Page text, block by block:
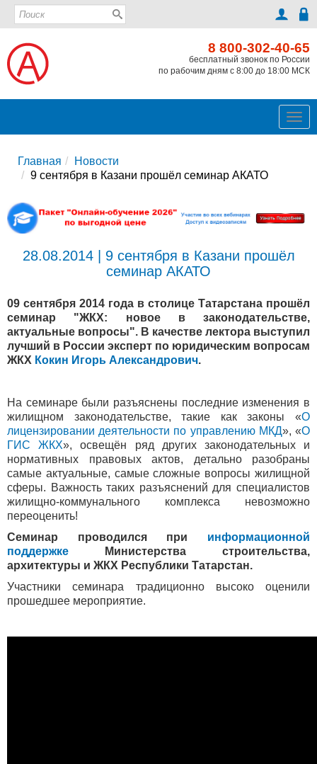
8 800-302-40-65
бесплатный звонок по России
по рабочим дням с 8:00 до 18:00 МСК
Главная
Новости
9 сентября в Казани прошёл семинар АКАТО
28.08.2014 | 9 сентября в Казани прошёл
семинар АКАТО
09 сентября 2014 года в столице Татарстана прошёл
семинар "ЖКХ: новое в законодательстве,
актуальные вопросы". В качестве лектора выступил
лучший в России эксперт по юридическим вопросам
ЖКХ Кокин Игорь Александрович.
На семинаре были разъяснены последние изменения в
жилищном законодательстве, такие как законы «О
лицензировании деятельности по управлению МКД», «О
ГИС ЖКХ», освещён ряд других законодательных и
нормативных правовых актов, детально разобраны
самые актуальные, самые сложные вопросы жилищной
сферы. Важность таких разъяснений для специалистов
жилищно-коммунального комплекса невозможно
переоценить!
Семинар проводился при информационной
поддержке Министерства строительства,
архитектуры и ЖКХ Республики Татарстан.
Участники семинара традиционно высоко оценили
прошедшее мероприятие.